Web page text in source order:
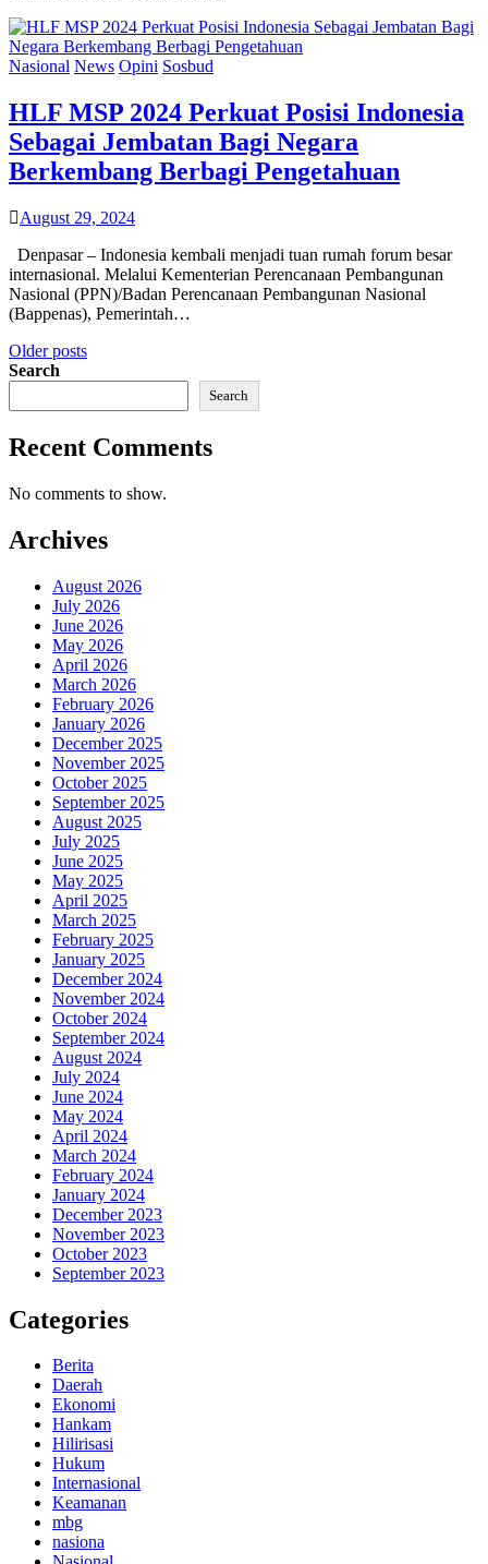
Nasional News Opini Sosbud
HLF MSP 2024 Perkuat Posisi Indonesia
Sebagai Jembatan Bagi Negara
Berkembang Berbagi Pengetahuan
August 29, 2024
Denpasar – Indonesia kembali menjadi tuan rumah forum besar
internasional. Melalui Kementerian Perencanaan Pembangunan
Nasional (PPN)/Badan Perencanaan Pembangunan Nasional
(Bappenas), Pemerintah…
Posts
navigation
Older posts
Search
Search
Recent Comments
No comments to show.
Archives
August 2026
July 2026
June 2026
May 2026
April 2026
March 2026
February 2026
January 2026
December 2025
November 2025
October 2025
September 2025
August 2025
July 2025
June 2025
May 2025
April 2025
March 2025
February 2025
January 2025
December 2024
November 2024
October 2024
September 2024
August 2024
July 2024
June 2024
May 2024
April 2024
March 2024
February 2024
January 2024
December 2023
November 2023
October 2023
September 2023
Categories
Berita
Daerah
Ekonomi
Hankam
Hilirisasi
Hukum
Internasional
Keamanan
mbg
nasiona